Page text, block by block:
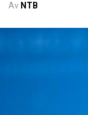
Av NTB